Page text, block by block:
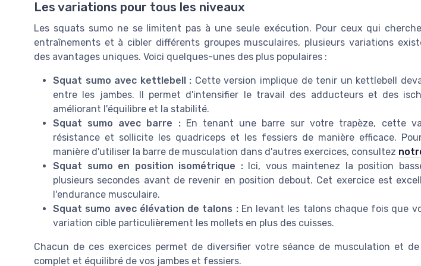
Les variations pour tous les niveaux
Les squats sumo ne se limitent pas à une seule exécution. Pour ceux qui
entraînements et à cibler différents groupes musculaires, plusieurs variations
des avantages uniques. Voici quelques-unes des plus populaires :
Squat sumo avec kettlebell : Cette version implique de tenir un kettlebell
entre les jambes. Il permet d'intensifier le travail des adducteurs et des
améliorant l'équilibre et la stabilité.
Squat sumo avec barre :En tenant une barre sur votre trapèze, cette
résistance et sollicite les quadriceps et les fessiers de manière efficace.
manière d'utiliser la barre de musculation dans d'autres exercices, consultez
Squat sumo en position isométrique :Ici, vous maintenez la position
plusieurs secondes avant de revenir en position debout. Cet exercice est
l'endurance musculaire.
Squat sumo avec élévation de talons :En levant les talons chaque fois que
variation cible particulièrement les mollets en plus des cuisses.
Chacun de ces exercices permet de diversifier votre séance de musculation et
complet et équilibré de vos jambes et fessiers.